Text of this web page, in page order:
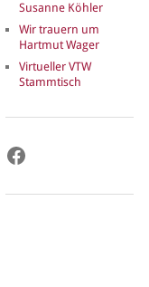
Susanne Köhler
Wir trauern um
Hartmut Wager
Virtueller VTW
Stammtisch
Facebook